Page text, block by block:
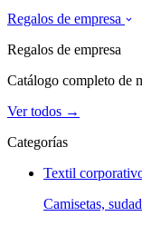
Regalos de empresa
Regalos de empresa
Catálogo completo de
Ver todos →
Categorías
Textil
Camisetas,